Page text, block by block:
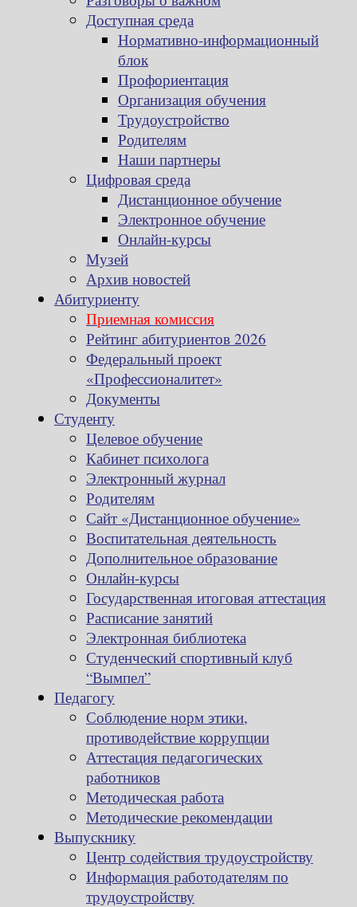
Доступная среда
Нормативно-информационный
блок
Профориентация
Организация обучения
Трудоустройство
Родителям
Наши партнеры
Цифровая среда
Дистанционное обучение
Электронное обучение
Онлайн-курсы
Музей
Архив новостей
Абитуриенту
Приемная комиссия
Рейтинг абитуриентов 2026
Федеральный проект
«Профессионалитет»
Документы
Студенту
Целевое обучение
Кабинет психолога
Электронный журнал
Родителям
Сайт «Дистанционное обучение»
Воспитательная деятельность
Дополнительное образование
Онлайн-курсы
Государственная итоговая аттестация
Расписание занятий
Электронная библиотека
Студенческий спортивный клуб
“Вымпел”
Педагогу
Соблюдение норм этики,
противодействие коррупции
Аттестация педагогических
работников
Методическая работа
Методические рекомендации
Выпускнику
Центр содействия трудоустройству
Информация работодателям по
трудоустройству